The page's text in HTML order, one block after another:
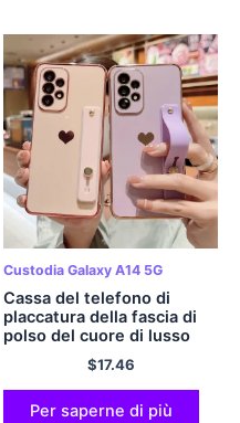
Custodia Galaxy A14 5G
Cassa del telefono di
placcatura della fascia di
polso del cuore di lusso
per Samsung S23 S22 S21
Ultra Plus S20 FE A53 A13
A14 A34 A54 5G A33 A52
Soft Cover
$17.46
Per saperne di più